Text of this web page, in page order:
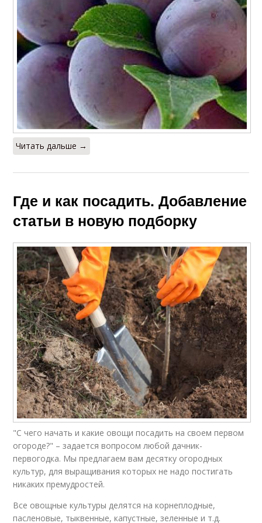
Читать дальше →
Где и как посадить. Добавление
статьи в новую подборку
"С чего начать и какие овощи посадить на своем первом
огороде?" – задается вопросом любой дачник-
первогодка. Мы предлагаем вам десятку огородных
культур, для выращивания которых не надо постигать
никаких премудростей.
Все овощные культуры делятся на корнеплодные,
пасленовые, тыквенные, капустные, зеленные и т.д.